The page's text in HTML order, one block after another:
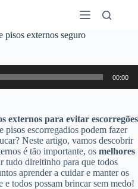
pisos externos seguro
00:00
externos para evitar escorregões
pisos escorregadios podem fazer
Neste artigo, vamos descobrir
é tão importante, os melhores
tudo direitinho para que todos
aprender a cuidar e manter os
e todos possam brincar sem medo!